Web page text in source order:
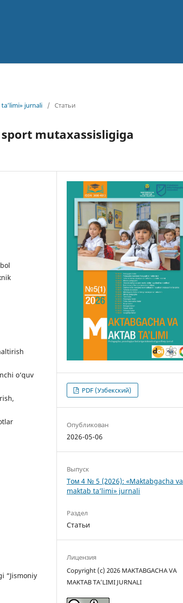
jurnali / Статьи
mutaxassisligiga
o‘quv
“Jismoniy
PDF (Узбекский)
Опубликован
2026-05-06
Выпуск
Том 4 № 5 (2026): «Maktabgacha va
maktab ta’limi» jurnali
Раздел
Статьи
Лицензия
Copyright (c) 2026 MAKTABGACHA VA
MAKTAB TA’LIMI JURNALI